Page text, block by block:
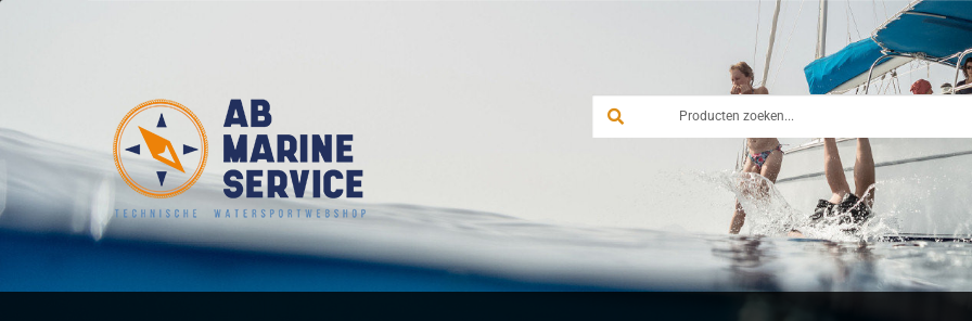
navigatie
inhoud